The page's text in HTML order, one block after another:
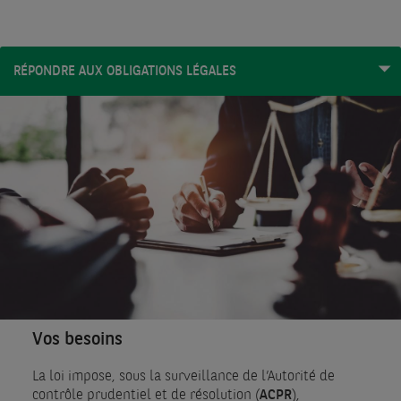
RÉPONDRE AUX OBLIGATIONS LÉGALES
Vos besoins
La loi impose, sous la surveillance de l’Autorité de
contrôle prudentiel et de résolution (ACPR),